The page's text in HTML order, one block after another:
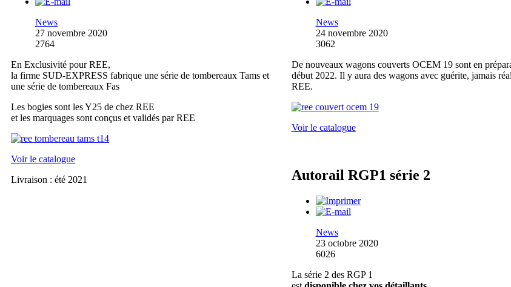
News
27 novembre 2020
2764
En Exclusivité pour REE,
la firme SUD-EXPRESS fabrique une série de tombereaux Tams et
une série de tombereaux Fas
Les bogies sont les Y25 de chez REE
et les marquages sont conçus et validés par REE
Voir le catalogue
Livraison : été 2021
News
24 novembre 2020
3062
De nouveaux wagons couverts OCEM 19 sont en
début 2022. Il y aura des wagons avec guérite, jamais
REE.
Voir le catalogue
Autorail RGP1 série 2
News
23 octobre 2020
6026
La série 2 des RGP 1